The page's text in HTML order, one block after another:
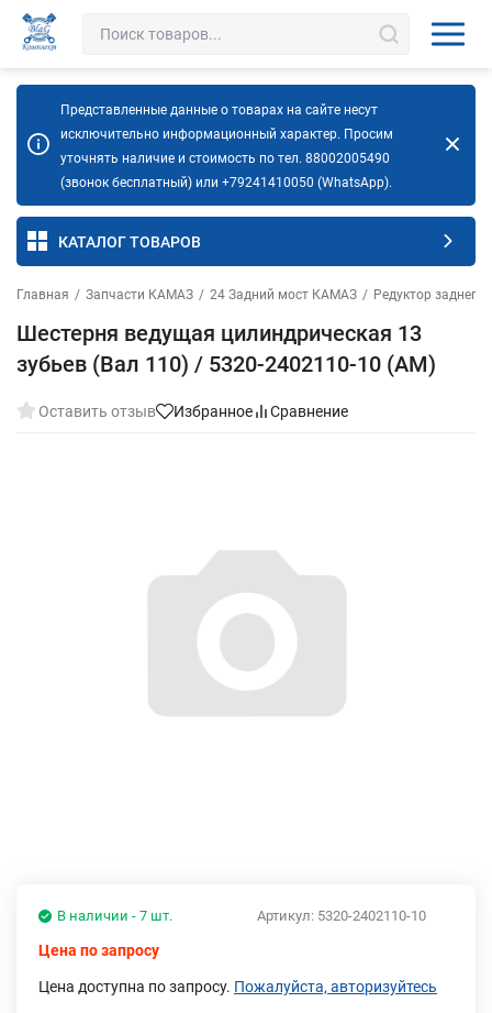
Представленные данные о товарах на сайте несут
исключительно информационный характер. Просим
уточнять наличие и стоимость по тел. 88002005490
(звонок бесплатный) или +79241410050 (WhatsApp).
КАТАЛОГ ТОВАРОВ
Главная / Запчасти КАМАЗ / 24 Задний мост КАМАЗ / Редуктор
Шестерня ведущая цилиндрическая 13
зубьев (Вал 110) / 5320-2402110-10 (АМ)
Оставить отзыв Избранное Сравнение
Артикул: 5320-2402110-10
В наличии - 7 шт.
Цена по запросу
Цена доступна по запросу. Пожалуйста, авторизуйтесь